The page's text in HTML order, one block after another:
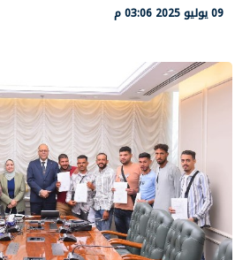
09 يوليو 2025 03:06 م